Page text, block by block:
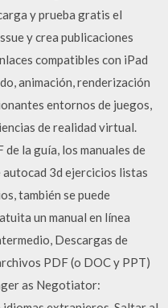
y prueba gratis el
y crea publicaciones
compatibles con iPad
animación, renderización
entornos de juegos,
de realidad virtual.
la guía, los manuales de
3d ejercicios listas
también se puede
un manual en línea
Descargas de
PDF (o DOC y PPT)
as Negotiator: